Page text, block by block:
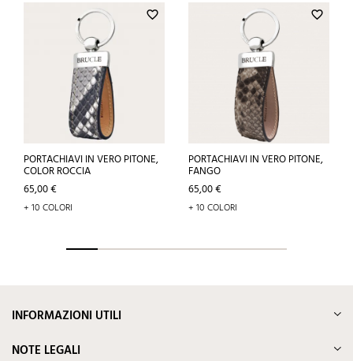
favorite_border
PORTACHIAVI IN VERO PITONE,
COLOR ROCCIA
Prezzo
65,00 €
+ 10 COLORI
favorite_border
PORTACHIAVI IN VERO PITONE,
FANGO
Prezzo
65,00 €
+ 10 COLORI
INFORMAZIONI UTILI
NOTE LEGALI